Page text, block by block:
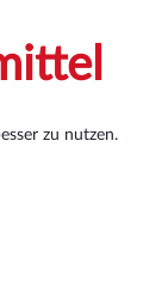
zu nutzen.